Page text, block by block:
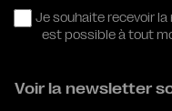
Je souhaite recevoir
est possible à tout
Voir la newsletter